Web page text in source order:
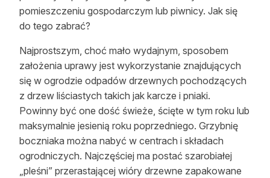
pomieszczeniu gospodarczym lub piwnicy. Jak się
do tego zabrać?
Najprostszym, choć mało wydajnym, sposobem
założenia uprawy jest wykorzystanie znajdujących
się w ogrodzie odpadów drzewnych pochodzących
z drzew liściastych takich jak karcze i pniaki.
Powinny być one dość świeże, ścięte w tym roku lub
maksymalnie jesienią roku poprzedniego. Grzybnię
boczniaka można nabyć w centrach i składach
ogrodniczych. Najczęściej ma postać szarobiałej
„pleśni” przerastającej wióry drzewne zapakowane